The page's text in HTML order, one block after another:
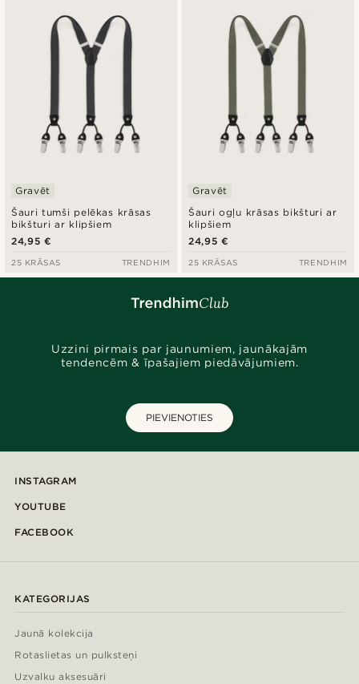
Šauri tumši pelēkas krāsas
bikšturi ar klipšiem
Gravēt
24,95 €
25 KRĀSAS TRENDHIM
Šauri ogļu krāsas bikšturi ar
klipšiem
Gravēt
24,95 €
25 KRĀSAS TRENDHIM
Uzzini pirmais par jaunumiem, jaunākajām
tendencēm & īpašajiem piedāvājumiem.
PIEVIENOTIES
INSTAGRAM
YOUTUBE
FACEBOOK
KATEGORIJAS
Jaunā kolekcija
Rotaslietas un pulksteņi
Uzvalku aksesuāri